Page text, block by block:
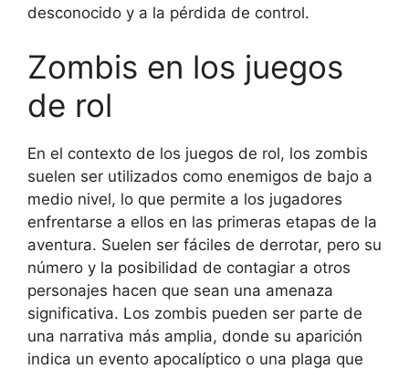
desconocido y a la pérdida de control.
Zombis en los juegos
de rol
En el contexto de los juegos de rol, los zombis
suelen ser utilizados como enemigos de bajo a
medio nivel, lo que permite a los jugadores
enfrentarse a ellos en las primeras etapas de la
aventura. Suelen ser fáciles de derrotar, pero su
número y la posibilidad de contagiar a otros
personajes hacen que sean una amenaza
significativa. Los zombis pueden ser parte de
una narrativa más amplia, donde su aparición
indica un evento apocalíptico o una plaga que